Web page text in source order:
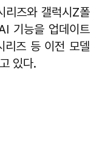
즈와 갤럭시Z폴
기능을 업데이트
리즈 등 이전 모델
있다.